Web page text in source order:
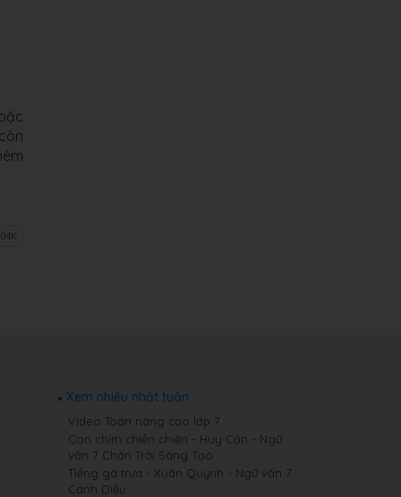
Xem nhiều nhất tuần
Video Toán nâng cao lớp 7
Con chim chiền chiện - Huy Cận - Ngữ
văn 7 Chân Trời Sáng Tạo
Tiếng gà trưa - Xuân Quỳnh - Ngữ văn 7
Cánh Diều